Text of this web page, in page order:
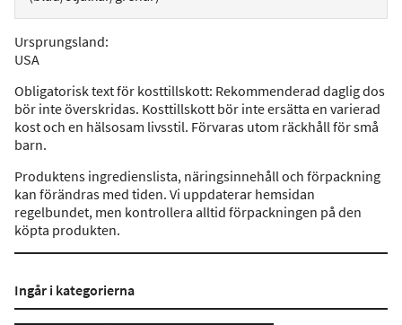
Ursprungsland:
USA
Obligatorisk text för kosttillskott: Rekommenderad daglig dos
bör inte överskridas. Kosttillskott bör inte ersätta en varierad
kost och en hälsosam livsstil. Förvaras utom räckhåll för små
barn.
Produktens ingredienslista, näringsinnehåll och förpackning
kan förändras med tiden. Vi uppdaterar hemsidan
regelbundet, men kontrollera alltid förpackningen på den
köpta produkten.
Ingår i kategorierna